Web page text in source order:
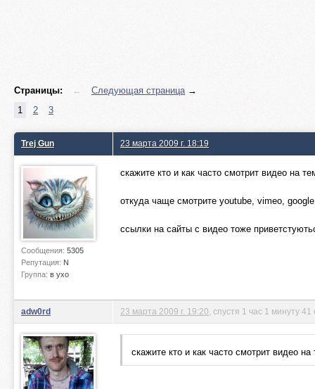
Страницы: ← Следующая страница→
1
2 3
Trej Gun
Сообщения: 5305
Репутация: N
Группа: в ухо
23 марта 2009 г. 18:19
cкажите кто и как часто смотрит видео на
откуда чаще смотрите youtube, vimeo,
ссылки на сайты с видео тоже
adw0rd 23 марта 2009 г. 19:20 , спустя 1 час 1 минуту 41
cкажите кто и как часто смотрит видео